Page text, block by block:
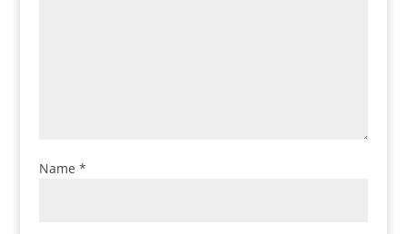
Name *